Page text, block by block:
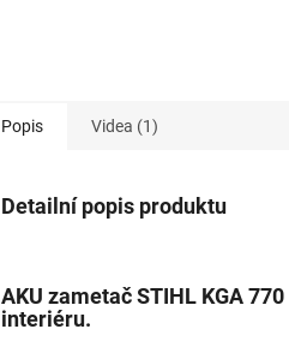
Popis Videa (1)
Detailní popis produktu
AKU zametač STIHL KGA 770
interiéru.